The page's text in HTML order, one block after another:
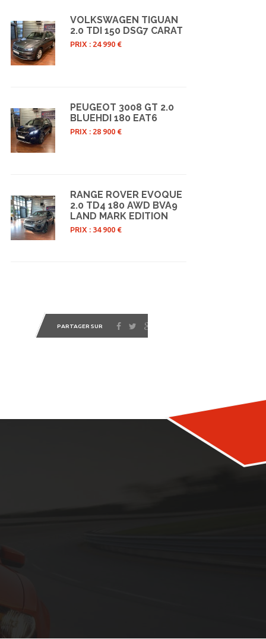
VOLKSWAGEN TIGUAN
2.0 TDI 150 DSG7 CARAT
PRIX : 24 990 €
PEUGEOT 3008 GT 2.0
BLUEHDI 180 EAT6
PRIX : 28 900 €
RANGE ROVER EVOQUE
2.0 TD4 180 AWD BVA9
LAND MARK EDITION
PRIX : 34 900 €
PARTAGER SUR